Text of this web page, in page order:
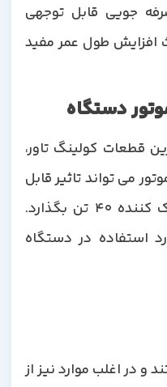
جویی قابل توجهی
طول عمر مفید
کولینگ تاور،
می تواند تاثیر قابل
توجهی بر روی قیمت برج خنک کننده 40 تن بگذارد.
در دستگاه
اغلب موارد نیز از